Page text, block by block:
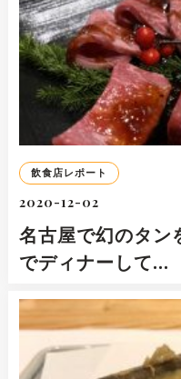
飲食店レポート
2020-12-02
名古屋で幻のタン
でディナーして…